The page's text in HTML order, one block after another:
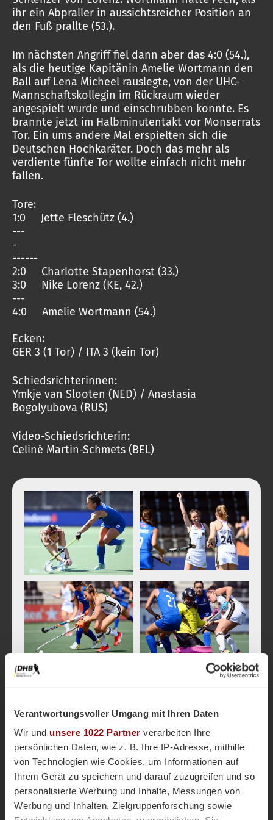
Verantwortungsvoller Umgang mit Ihren Daten
Wir und unsere 1022 Partner verarbeiten Ihre
persönlichen Daten, wie z. B. Ihre IP-Adresse, mithilfe
von Technologien wie Cookies, um Informationen auf
Ihrem Gerät zu speichern und darauf zuzugreifen und so
personalisierte Werbung und Inhalte, Messungen von
Werbung und Inhalten, Zielgruppenforschung sowie
ihr ein Abpraller in aussichtsreicher Position an
den Fuß prallte (53.).
Im nächsten Angriff fiel dann aber das 4:0 (54.),
als die heutige Kapitänin Amelie Wortmann den
Ball auf Lena Micheel rauslegte, von der UHC-
Mannschaftskollegin im Rückraum wieder
angespielt wurde und einschrubben konnte. Es
brannte jetzt im Halbminutentakt vor Monserrats
Tor. Ein ums andere Mal erspielten sich die
Deutschen Hochkaräter. Doch das mehr als
verdiente fünfte Tor wollte einfach nicht mehr
fallen.
Tore:
1:0 Jette Fleschütz (4.)
---
-
------
2:0 Charlotte Stapenhorst (33.)
3:0 Nike Lorenz (KE, 42.)
---
4:0 Amelie Wortmann (54.)
Ecken:
GER 3 (1 Tor) / ITA 3 (kein Tor)
Schiedsrichterinnen:
Ymkje van Slooten (NED) / Anastasia
Bogolyubova (RUS)
Video-Schiedsrichterin:
Celiné Martin-Schmets (BEL)
Deutschland -
Italien
Amstelveen 2021
Vorrunde